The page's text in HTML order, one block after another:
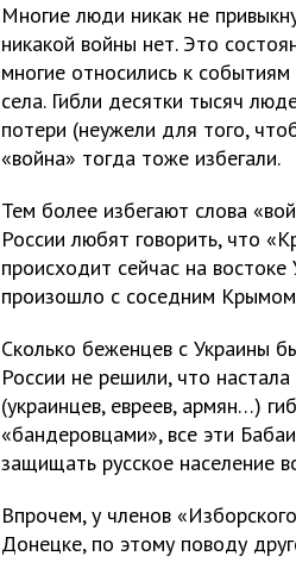
Многие люди никак не
никакой войны нет. Это
многие относились к
села. Гибли десятки тысяч
потери (неужели для того,
«война» тогда тоже избегали.
Тем более избегают слова
России любят говорить, что
происходит сейчас на
произошло с соседним
Сколько беженцев с Украины
России не решили, что
(украинцев, евреев, армян…)
«бандеровцами», все эти
защищать русское население
Впрочем, у членов
Донецке, по этому поводу